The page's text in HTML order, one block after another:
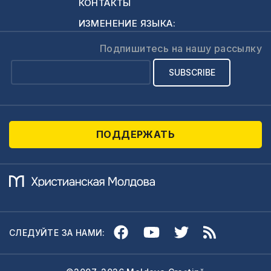
КОНТАКТЫ
ИЗМЕНЕНИЕ ЯЗЫКА:
Подпишитесь на нашу рассылку
ПОДДЕРЖАТЬ
СЛЕДУЙТЕ ЗА НАМИ: